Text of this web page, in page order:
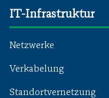
IT-Infrastruktur
Netzwerke
Verkabelung
Standortvernetzung